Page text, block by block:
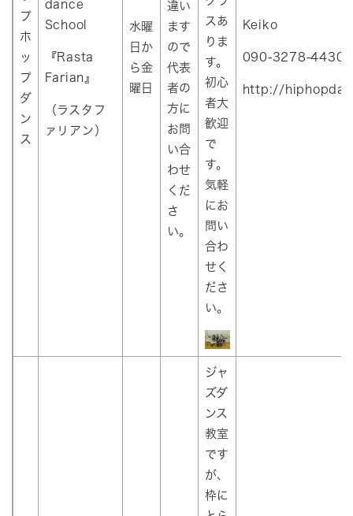
プ
ホ
ッ
プ
ダ
ン
ス
dance
School
『Rasta
Farian』
（ラスタフ
ァリアン）
水曜
日か
ら金
曜日
違い
ます
ので
代表
者の
方に
お問
い合
わせ
くだ
さ
い。
スあ
りま
す。
初心
者大
歓迎
で
す。
気軽
にお
問い
合わ
せく
ださ
い。
Keiko
090-3278-4430
http://
ジャ
ズダ
ンス
教室
です
が、
枠に